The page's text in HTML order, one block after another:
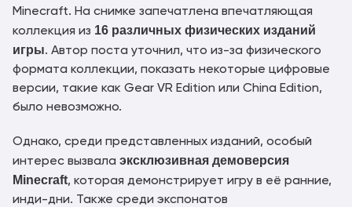
Minecraft. На снимке запечатлена впечатляющая
коллекция из 16 различных физических изданий
игры. Автор поста уточнил, что из-за физического
формата коллекции, показать некоторые цифровые
версии, такие как Gear VR Edition или China Edition,
было невозможно.
Однако, среди представленных изданий, особый
интерес вызвала эксклюзивная демоверсия
Minecraft, которая демонстрирует игру в её ранние,
инди-дни. Также среди экспонатов